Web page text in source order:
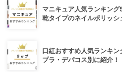
マニキュア人気ランキン
乾タイプのネイルポリッシ
口紅おすすめ人気ランキ
プラ・デパコス別に紹介！